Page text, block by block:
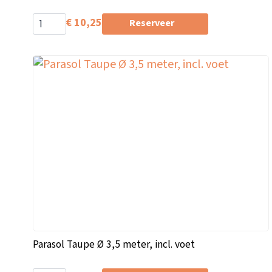
€10,25 Reserveer
Parasol Taupe Ø 3,5 meter, incl. voet